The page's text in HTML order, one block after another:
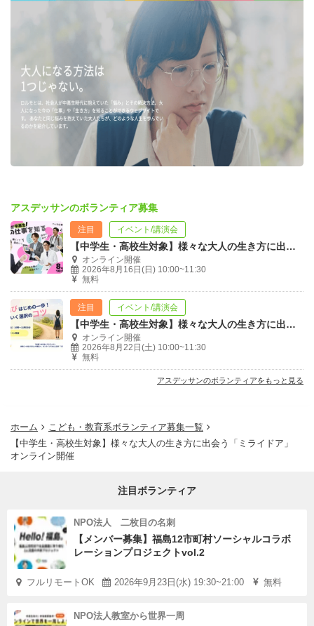
アスデッサンのボランティア募集
注目 イベント/講演会
【中学生・高校生対象】様々な大人の生き方に出会う「ミライドア」オンライン開催
オンライン開催
2026年8月16日(日) 10:00~11:30
無料
注目 イベント/講演会
【中学生・高校生対象】様々な大人の生き方に出会う「ミライドア」オンライン開催
オンライン開催
2026年8月22日(土) 10:00~11:30
無料
アスデッサンのボランティアをもっと見る
ホーム
こども・教育系ボランティア募集一覧
【中学生・高校生対象】様々な大人の生き方に出会う「ミライドア」
オンライン開催
注目ボランティア
NPO法人 二枚目の名刺
【メンバー募集】福島12市町村ソーシャルコラボ
レーションプロジェクトvol.2
フルリモートOK 2026年9月23日(水) 19:30~21:00 無料
NPO法人教室から世界一周